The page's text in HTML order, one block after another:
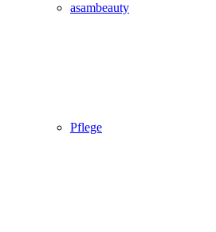
asambeauty
Pflege